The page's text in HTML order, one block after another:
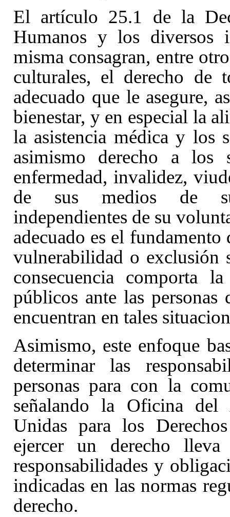
El artículo 25.1 de la
Humanos y los diversos
misma consagran, entre
culturales, el derecho de
adecuado que le asegure,
bienestar, y en especial la
la asistencia médica y los
asimismo derecho a los
enfermedad, invalidez,
de sus medios de
independientes de su
adecuado es el
vulnerabilidad o exclusión
consecuencia comporta
públicos ante las personas
encuentran en tales
Asimismo, este enfoque
determinar las
personas para con la
señalando la Oficina del
Unidas para los
ejercer un derecho
responsabilidades y
indicadas en las normas
derecho.